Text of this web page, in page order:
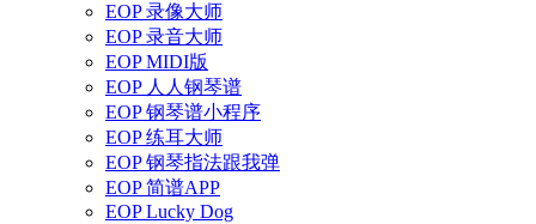
EOP 录像大师
EOP 录音大师
EOP MIDI版
EOP 人人钢琴谱
EOP 钢琴谱小程序
EOP 练耳大师
EOP 钢琴指法跟我弹
EOP 简谱APP
EOP Lucky Dog